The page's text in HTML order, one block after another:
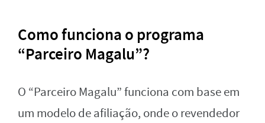
Como funciona o programa
“Parceiro Magalu”?
O “Parceiro Magalu” funciona com base em
um modelo de afiliação, onde o revendedor